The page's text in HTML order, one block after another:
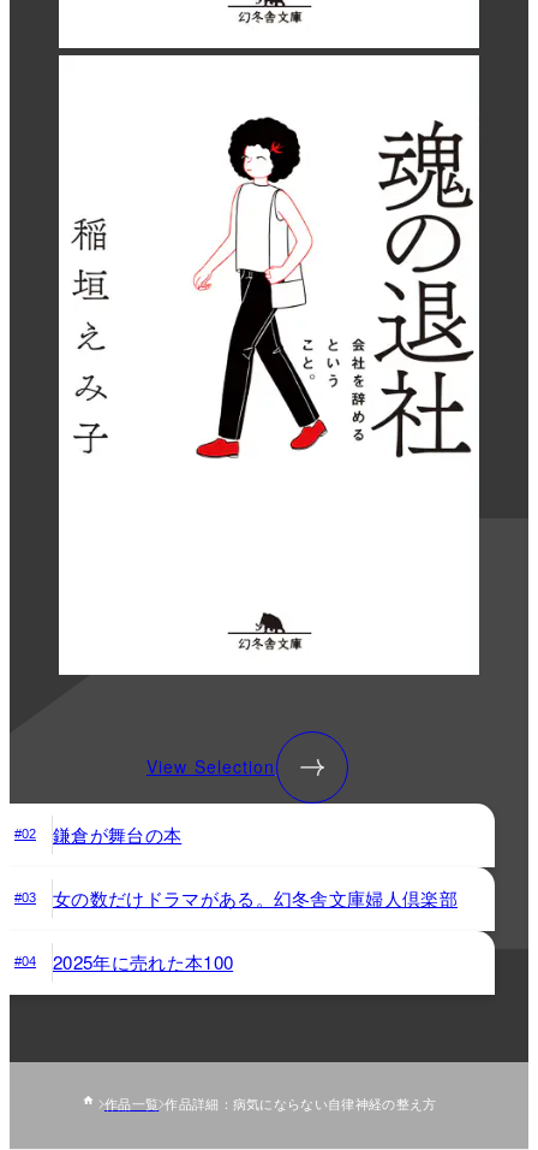
View Selection
#02 鎌倉が舞台の本
#03 女の数だけドラマがある。幻冬舎文庫婦人倶楽部
#04 2025年に売れた本100
作品一覧 作品詳細：病気にならない自律神経の整え方